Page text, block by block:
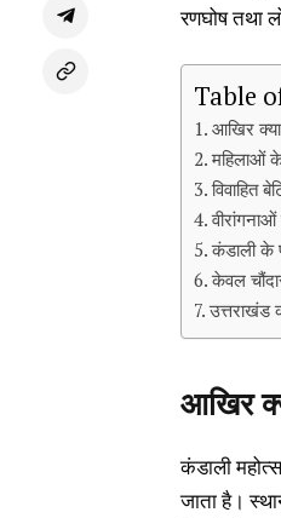
रणघोष तथा
Table
आखिर
महिलाओं
विवाहित
कंडाली के
केवल
उत्तराखंड
आखिर
कंडाली
जाता है।